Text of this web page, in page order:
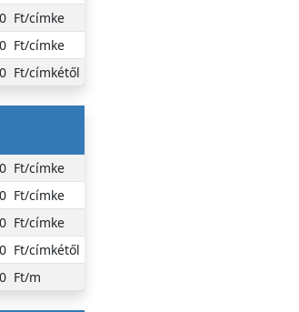
Ft/címke
Ft/címke
Ft/címkétől
Ft/címke
Ft/címke
Ft/címke
Ft/címkétől
Ft/m